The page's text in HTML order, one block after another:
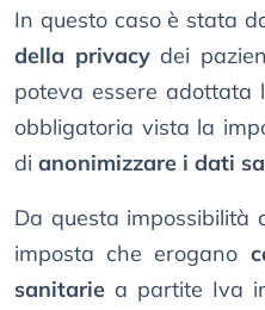
In questo caso è stata
della privacydei
poteva essere adottata
obbligatoria vista la
di anonimizzare i dati
Da questa impossibilità
imposta che erogano
sanitarie a partite Iva